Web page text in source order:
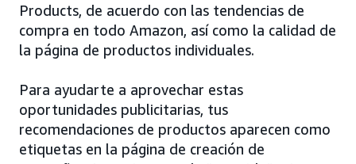
Products, de acuerdo con las tendencias de
compra en todo Amazon, así como la calidad de
la página de productos individuales.
Para ayudarte a aprovechar estas
oportunidades publicitarias, tus
recomendaciones de productos aparecen como
etiquetas en la página de creación de